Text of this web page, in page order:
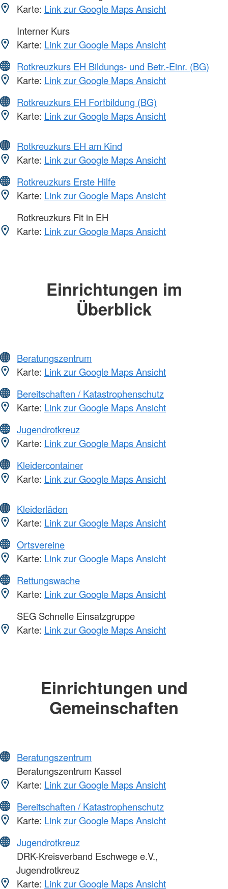
Karte: Link zur Google Maps Ansicht
Interner Kurs
Karte: Link zur Google Maps Ansicht
Rotkreuzkurs EH Bildungs- und Betr.-Einr. (BG)
Karte: Link zur Google Maps Ansicht
Rotkreuzkurs EH Fortbildung (BG)
Karte: Link zur Google Maps Ansicht
Rotkreuzkurs EH am Kind
Karte: Link zur Google Maps Ansicht
Rotkreuzkurs Erste Hilfe
Karte: Link zur Google Maps Ansicht
Rotkreuzkurs Fit in EH
Karte: Link zur Google Maps Ansicht
Einrichtungen im
Überblick
Beratungszentrum
Karte: Link zur Google Maps Ansicht
Bereitschaften / Katastrophenschutz
Karte: Link zur Google Maps Ansicht
Jugendrotkreuz
Karte: Link zur Google Maps Ansicht
Kleidercontainer
Karte: Link zur Google Maps Ansicht
Kleiderläden
Karte: Link zur Google Maps Ansicht
Ortsvereine
Karte: Link zur Google Maps Ansicht
Rettungswache
Karte: Link zur Google Maps Ansicht
SEG Schnelle Einsatzgruppe
Karte: Link zur Google Maps Ansicht
Einrichtungen und
Gemeinschaften
Beratungszentrum
Beratungszentrum Kassel
Karte: Link zur Google Maps Ansicht
Bereitschaften / Katastrophenschutz
Karte: Link zur Google Maps Ansicht
Jugendrotkreuz
DRK-Kreisverband Eschwege e.V.,
Jugendrotkreuz
Karte: Link zur Google Maps Ansicht